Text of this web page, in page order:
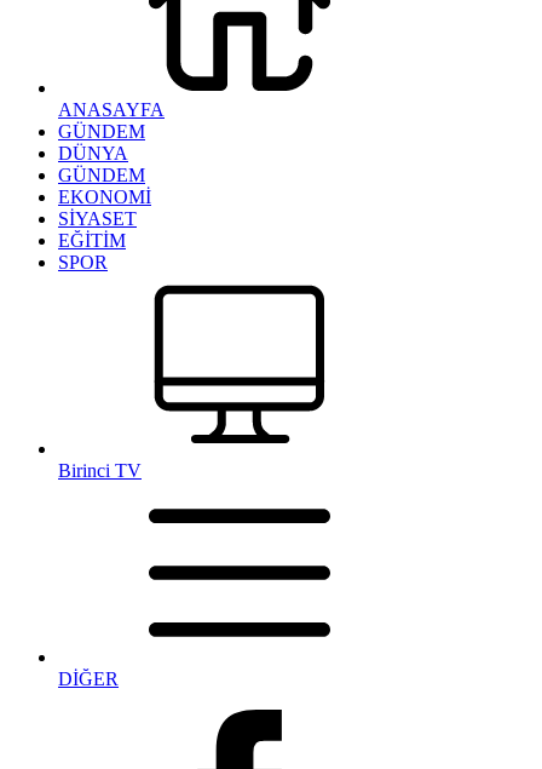
ANASAYFA
GÜNDEM
DÜNYA
GÜNDEM
EKONOMİ
SİYASET
EĞİTİM
SPOR
Birinci TV
DİĞER